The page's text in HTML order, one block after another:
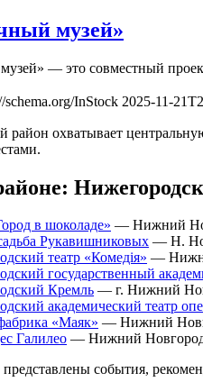
музей»
— это совместный
schema.org/InStock 2025-11-
район охватывает
в шоколаде» — Нижний
Рукавишниковых — Н.
театр «Комедiя» —
государственный
Кремль — г. Нижний
академический театр
«Маяк» — Нижний
Галилео — Нижний Новгород,
представлены события,